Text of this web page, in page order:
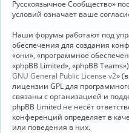
Русскоязычное Сообщество»
условий означает ваше
Наши форумы работают под
обеспечения для создания
«они», «программное
«phpBB Limited», «phpBB
GNU General Public License v2»
лицензии GPL для
связаны с организацией и
phpBB Limited не несёт
конференций определяет в
или поведения в них.